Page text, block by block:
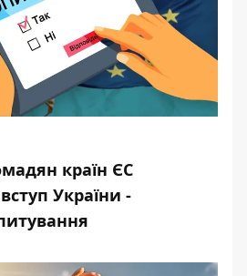
країн ЄС
України -